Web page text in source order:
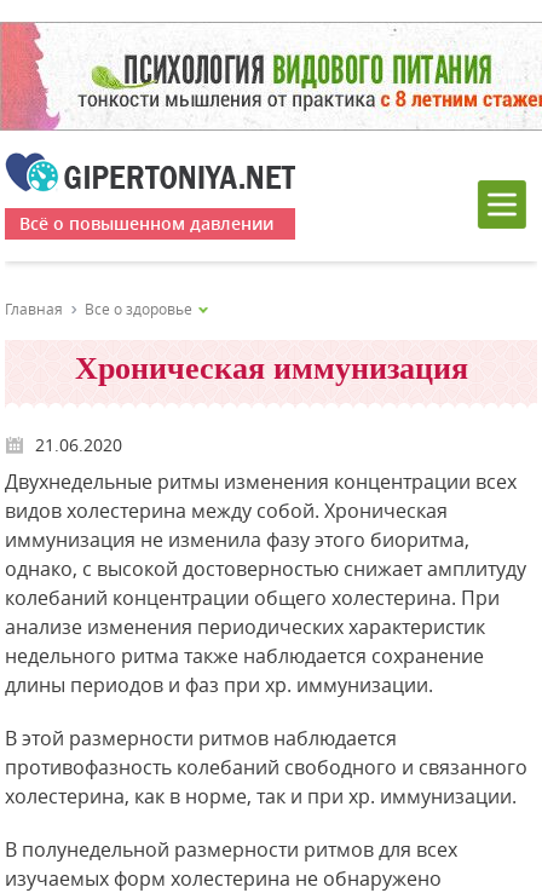
Всё о повышенном давлении
Главная Все о здоровье
Хроническая иммунизация
21.06.2020
Двухнедельные ритмы изменения концентрации всех
видов холестерина между собой. Хроническая
иммунизация не изменила фазу этого биоритма,
однако, с высокой достоверностью снижает амплитуду
колебаний концентрации общего холестерина. При
анализе изменения периодических характеристик
недельного ритма также наблюдается сохранение
длины периодов и фаз при хр. иммунизации.
В этой размерности ритмов наблюдается
противофазность колебаний свободного и связанного
холестерина, как в норме, так и при хр. иммунизации.
В полунедельной размерности ритмов для всех
изучаемых форм холестерина не обнаружено